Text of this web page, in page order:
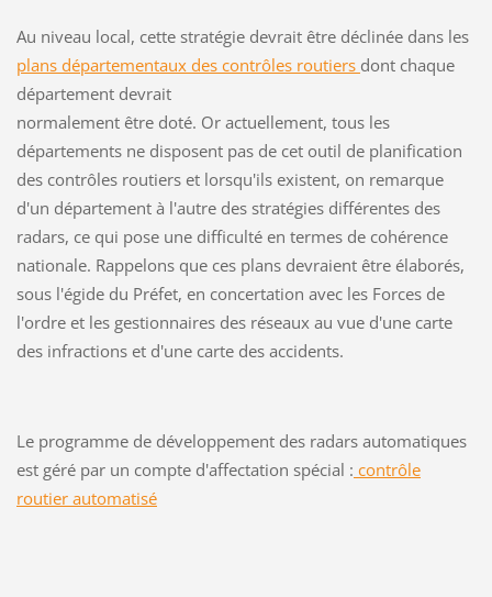
Au niveau local, cette stratégie devrait être déclinée dans les
plans départementaux des contrôles routiers dont chaque
département devrait
normalement être doté. Or actuellement, tous les
départements ne disposent pas de cet outil de planification
des contrôles routiers et lorsqu'ils existent, on remarque
d'un département à l'autre des stratégies différentes des
radars, ce qui pose une difficulté en termes de cohérence
nationale. Rappelons que ces plans devraient être élaborés,
sous l'égide du Préfet, en concertation avec les Forces de
l'ordre et les gestionnaires des réseaux au vue d'une carte
des infractions et d'une carte des accidents.
Le programme de développement des radars automatiques
est géré par un compte d'affectation spécial : contrôle
routier automatisé